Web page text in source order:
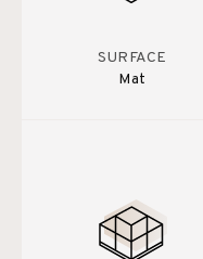
SURFACE
Mat